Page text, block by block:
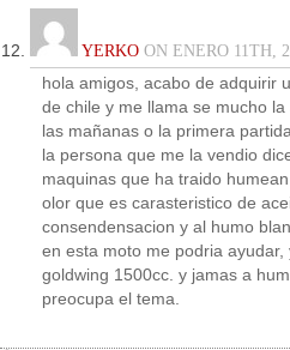
YERKO ON ENERO 11TH,
hola amigos, acabo de adquirir
de chile y me llama se mucho
las mañanas o la primera
la persona que me la vendio
maquinas que ha traido
olor que es carasteristico de
consendensacion y al humo
en esta moto me podria
goldwing 1500cc. y jamas a
preocupa el tema.